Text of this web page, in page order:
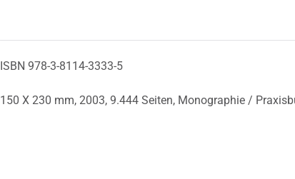
ISBN 978-3-8114-3333-5
150 X 230 mm, 2003, 9.444 Seiten, Monographie /